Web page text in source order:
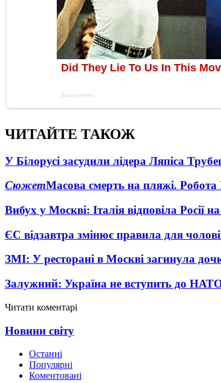
ЧИТАЙТЕ ТАКОЖ
У Білорусі засудили лідера Ляпіса
СюжетМасова смерть на пляжі.
Вибух у Москві: Італія відповіла Росії на
ЄС відзавтра змінює правила для
ЗМІ: У ресторані в Москві загинула
Залужний: Україна не вступить до
Читати коментарі
Новини світу
Останні
Популярні
Коментовані